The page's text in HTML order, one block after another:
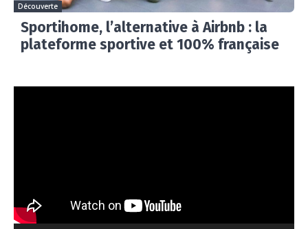
Découverte
Sportihome, l’alternative à Airbnb : la
plateforme sportive et 100% française